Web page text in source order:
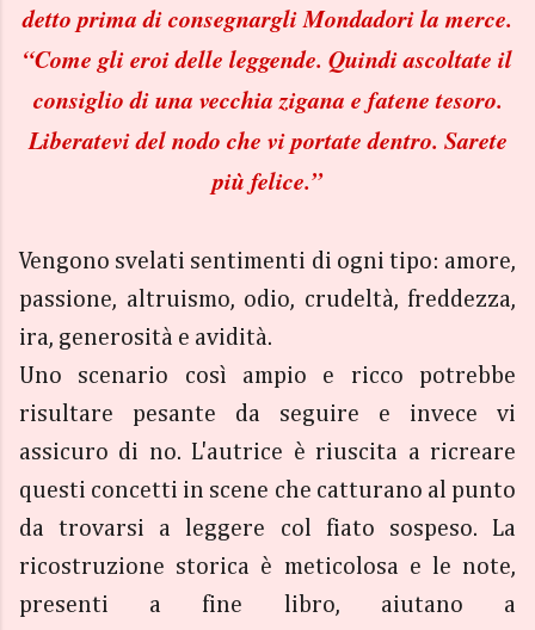
detto prima di consegnargli Mondadori la merce.
“Come gli eroi delle leggende. Quindi ascoltate il
consiglio di una vecchia zigana e fatene tesoro.
Liberatevi del nodo che vi portate dentro. Sarete
più felice.”
Vengono svelati sentimenti di ogni tipo: amore,
passione, altruismo, odio, crudeltà, freddezza,
ira, generosità e avidità.
Uno scenario così ampio e ricco potrebbe
risultare pesante da seguire e invece vi
assicuro di no. L'autrice è riuscita a ricreare
questi concetti in scene che catturano al punto
da trovarsi a leggere col fiato sospeso. La
ricostruzione storica è meticolosa e le note,
presenti a fine libro, aiutano a